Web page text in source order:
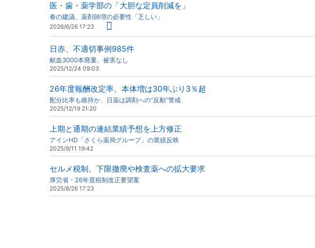
医・歯・薬学部の「大胆な定員削減を」
春の建議、薬剤師増の必要性「乏しい」
2026/6/26 17:23
日赤、不適切事例985件
献血3000本廃棄、被害なし
2025/12/24 09:03
26年度報酬改定率、本体増は30年ぶり3％超
配分比率も維持か、日薬は調剤への“反動”警戒
2025/12/19 21:20
上期と通期の連結業績予想を上方修正
アインHD「さくら薬局グループ」の業績反映
2025/9/11 19:42
セルメ税制、下限撤廃や検査薬への拡大要求
厚労省・26年度税制改正要望案
2025/8/26 17:23